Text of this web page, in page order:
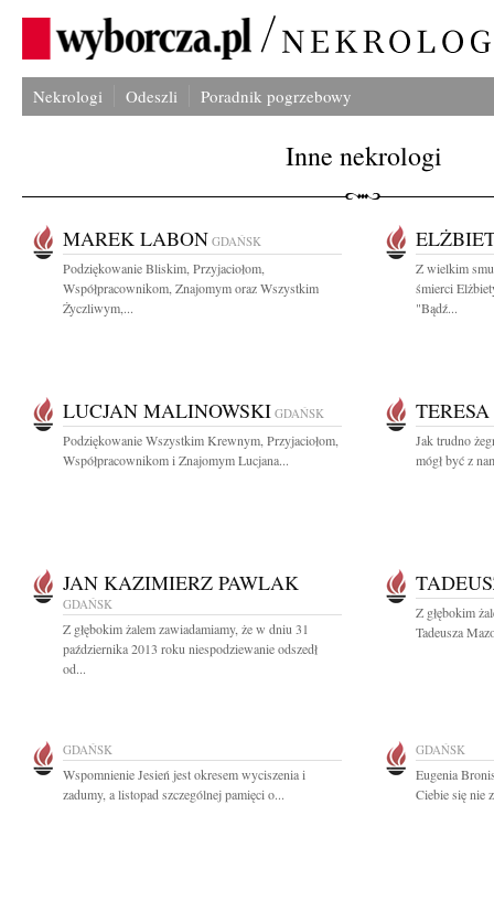
Nekrologi Odeszli Poradnik pogrzebowy
Inne nekrologi
MAREK LABON GDAŃSK
Podziękowanie Bliskim, Przyjaciołom,
Współpracownikom, Znajomym oraz Wszystkim
Życzliwym,...
Z wielkim
śmierci
"Bądź...
LUCJAN MALINOWSKI GDAŃSK
Podziękowanie Wszystkim Krewnym, Przyjaciołom,
Współpracownikom i Znajomym Lucjana...
Jak trudno
mógł być z
JAN KAZIMIERZ PAWLAK
GDAŃSK
Z głębokim żalem zawiadamiamy, że w dniu 31
października 2013 roku niespodziewanie odszedł
od...
Z głębokim
Tadeusza
GDAŃSK
Wspomnienie Jesień jest okresem wyciszenia i
zadumy, a listopad szczególnej pamięci o...
GDAŃSK
Eugenia
Ciebie się nie